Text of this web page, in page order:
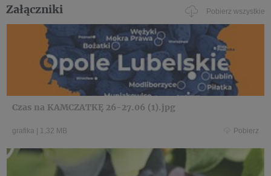
Załączniki Pobierz wszystkie
Czas na KAMCZATKĘ 26-27.06 (1).jpg
grafika | 1,32 MB Pobierz